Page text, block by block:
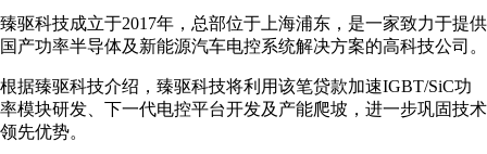
臻驱科技成立于2017年，总部位于上海浦东，是一家致力于提供
国产功率半导体及新能源汽车电控系统解决方案的高科技公司。
根据臻驱科技介绍，臻驱科技将利用该笔贷款加速IGBT/SiC功
率模块研发、下一代电控平台开发及产能爬坡，进一步巩固技术
领先优势。